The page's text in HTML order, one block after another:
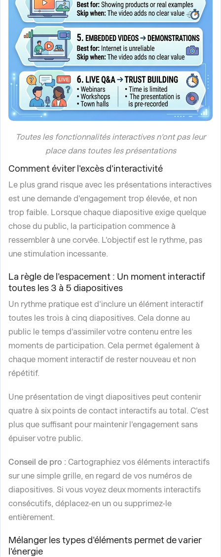
Toutes les fonctionnalités interactives n'ont pas leur
place dans toutes les présentations
Comment éviter l'excès d'interactivité
Le plus grand risque avec les présentations interactives
est une demande d'engagement trop élevée, et non
trop faible. Lorsque chaque diapositive exige quelque
chose du public, la participation commence à
ressembler à une corvée. L'objectif est le rythme, pas
une stimulation incessante.
La règle de l'espacement : Un moment interactif
toutes les 3 à 5 diapositives
Un rythme pratique est d'inclure un élément interactif
toutes les trois à cinq diapositives. Cela donne au
public le temps d'assimiler votre contenu entre les
moments de participation. Cela permet également à
chaque moment interactif de rester nouveau et non
répétitif.
Une présentation de vingt diapositives peut contenir
quatre à six points de contact interactifs au total. C'est
plus que suffisant pour maintenir l'engagement sans
épuiser votre public.
Conseil de pro : Cartographiez vos éléments interactifs
sur une simple grille, en regard de vos numéros de
diapositives. Si vous voyez deux moments interactifs
consécutifs, déplacez-en un ou supprimez-le
entièrement.
Mélanger les types d'éléments permet de varier
l'énergie